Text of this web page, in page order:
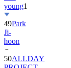
young1
49Park
Ji-
hoon
50ALLDAY